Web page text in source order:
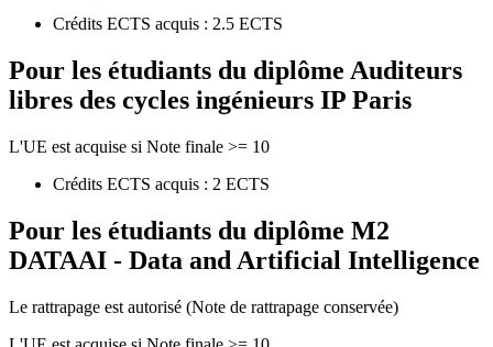
Crédits ECTS acquis : 2.5 ECTS
Pour les étudiants du diplôme Auditeurs
libres des cycles ingénieurs IP Paris
L'UE est acquise si Note finale >= 10
Crédits ECTS acquis : 2 ECTS
Pour les étudiants du diplôme M2
DATAAI - Data and Artificial Intelligence
Le rattrapage est autorisé (Note de rattrapage conservée)